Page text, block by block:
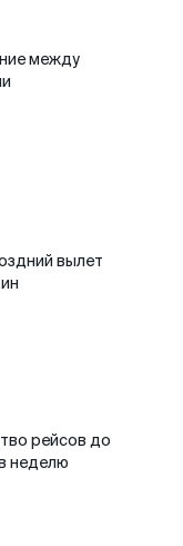
между
вылет
рейсов до
неделю